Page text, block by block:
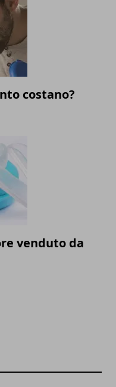
costano?
venduto da